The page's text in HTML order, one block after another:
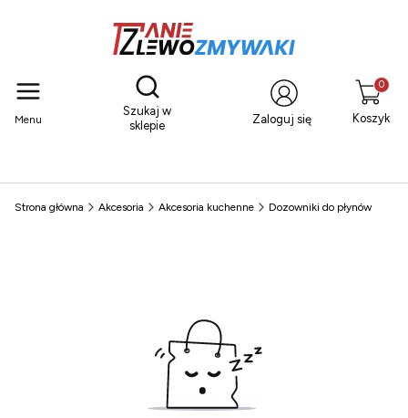
Menu
Otwórz wyszukiwarkę
Szukaj w
sklepie
Zaloguj się Koszyk
Strona główna Akcesoria Akcesoria kuchenne Dozowniki do płynów